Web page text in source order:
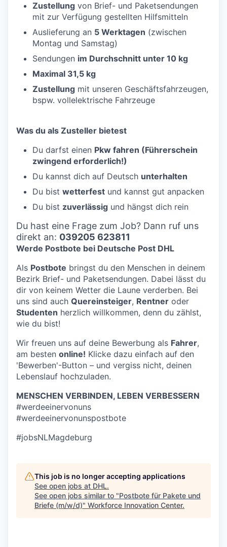
Zustellung von Brief- und Paketsendungen
mit zur Verfügung gestellten Hilfsmitteln
Auslieferung an 5 Werktagen (zwischen
Montag und Samstag)
Sendungen im Durchschnitt unter 10 kg
Maximal 31,5 kg
Zustellung mit unseren Geschäftsfahrzeugen,
bspw. vollelektrische Fahrzeuge
Was du als Zusteller bietest
Du darfst einen Pkw fahren (Führerschein
zwingend erforderlich!)
Du kannst dich auf Deutsch unterhalten
Du bist wetterfest und kannst gut anpacken
Du bist zuverlässig und hängst dich rein
Du hast eine Frage zum Job? Dann ruf uns
direkt an: 039205 623811
Werde Postbote bei Deutsche Post DHL
Als Postbote bringst du den Menschen in deinem
Bezirk Brief- und Paketsendungen. Dabei lässt du
dir von keinem Wetter die Laune verderben. Bei
uns sind auch Quereinsteiger, Rentner oder
Studenten herzlich willkommen, denn du zählst,
wie du bist!
Wir freuen uns auf deine Bewerbung als Fahrer,
am besten online! Klicke dazu einfach auf den
'Bewerben'-Button – und vergiss nicht, deinen
Lebenslauf hochzuladen.
MENSCHEN VERBINDEN, LEBEN VERBESSERN
#werdeeinervonuns
#werdeeinervonunspostbote
#jobsNLMagdeburg
This job is no longer accepting applications
See open jobs at DHL.
See open jobs similar to "Postbote für Pakete und
Briefe (m/w/d)" Workforce Innovation Center.